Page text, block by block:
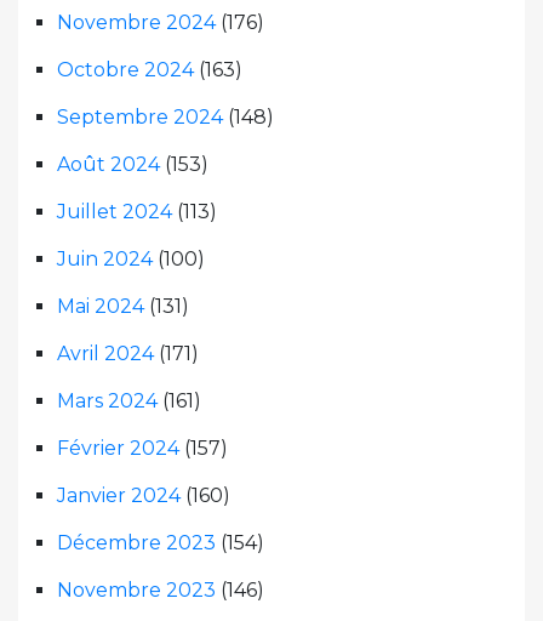
Novembre 2024(176)
Octobre 2024(163)
Septembre 2024(148)
Août 2024(153)
Juillet 2024(113)
Juin 2024(100)
Mai 2024(131)
Avril 2024(171)
Mars 2024(161)
Février 2024(157)
Janvier 2024(160)
Décembre 2023 (154)
Novembre 2023 (146)